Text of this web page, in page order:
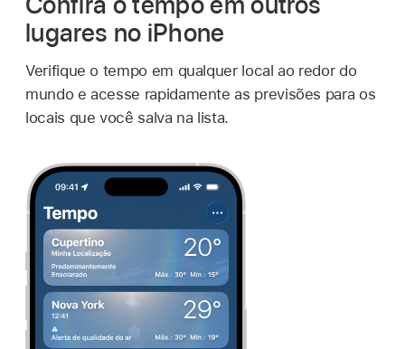
lugares no iPhone
Verifique o tempo em qualquer local ao redor do
mundo e acesse rapidamente as previsões para os
locais que você salva na lista.